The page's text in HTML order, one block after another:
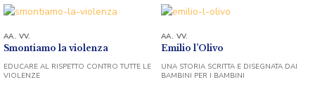
Smontiamo la violenza
AA. VV.
EDUCARE AL RISPETTO CONTRO TUTTE LE
VIOLENZE
Emilio l’Olivo
AA. VV.
UNA STORIA SCRITTA E DISEGNATA DAI
BAMBINI PER I BAMBINI